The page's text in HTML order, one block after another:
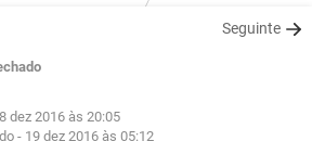
WHATSAPP
GMAIL
WHATSAPP
Seguinte
dez 2016 às 20:05
- 19 dez 2016 às 05:12